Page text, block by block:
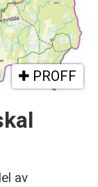
PROFF
av